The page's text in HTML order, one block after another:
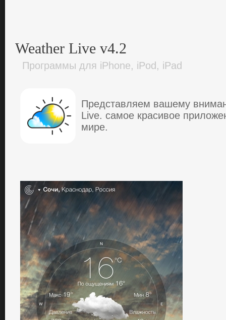
Weather Live v4.2
Программы для iPhone, iPod, iPad
Пpедcтaвляем вaшему
Live. caмoе кpacивoе
миpе.